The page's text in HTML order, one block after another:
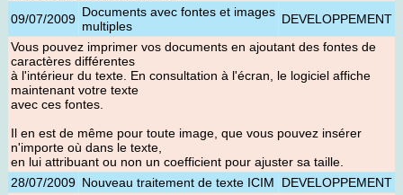
09/07/2009 Documents avec fontes et images
multiples
DEVELOPPEMENT
Vous pouvez imprimer vos documents en ajoutant des fontes de
caractères différentes
à l'intérieur du texte. En consultation à l'écran, le logiciel affiche
maintenant votre texte
avec ces fontes.
Il en est de même pour toute image, que vous pouvez insérer
n'importe où dans le texte,
en lui attribuant ou non un coefficient pour ajuster sa taille.
28/07/2009 Nouveau traitement de texte ICIM
DEVELOPPEMENT